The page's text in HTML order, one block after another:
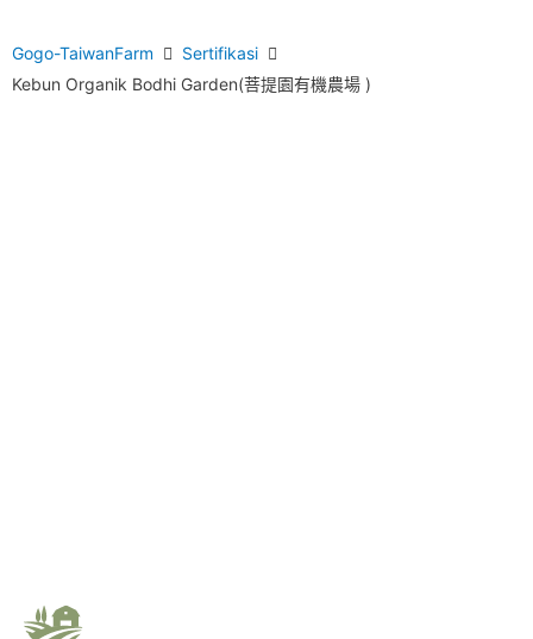
Gogo-TaiwanFarm
Sertifikasi
Kebun Organik Bodhi Garden(菩提園有機農場 )